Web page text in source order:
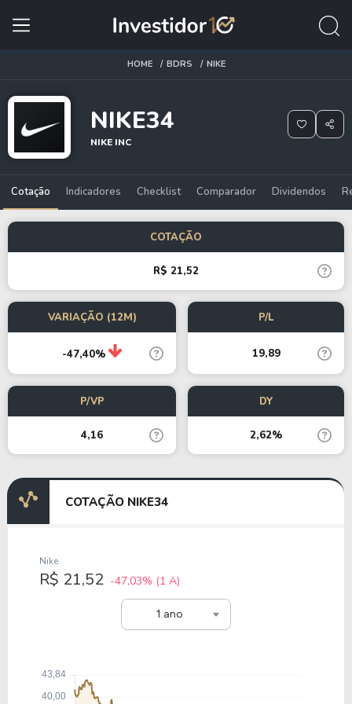
HOME BDRS NIKE
NIKE34
NIKE INC
Cotação Indicadores Checklist Comparador Dividendos
COTAÇÃO
R$ 21,52
VARIAÇÃO (12M)
-47,40%
P/L
19,89
P/VP
4,16
DY
2,62%
COTAÇÃO NIKE34
1 ano
Nike
R$ 21,52 -47,03% (1 A)